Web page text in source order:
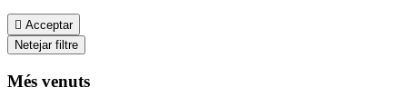
 Acceptar
Netejar filtre
Més venuts